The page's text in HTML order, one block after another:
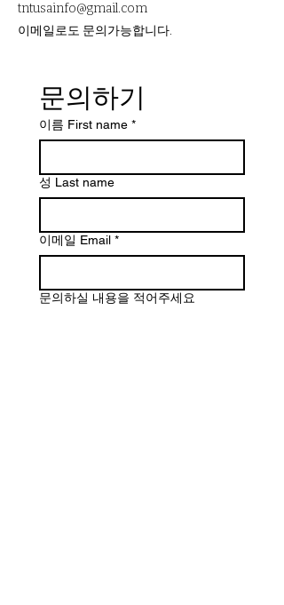
tntusainfo@gmail.com
​이메일로도 문의가능합니다.
문의하기
이름 First name *
성 Last name
이메일 Email *
문의하실 내용을 적어주세요